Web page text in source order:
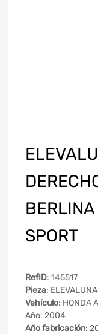
SPORT
RefID: 145517
Pieza:
Vehículo: HONDA
Año: 2004
Año fabricación: